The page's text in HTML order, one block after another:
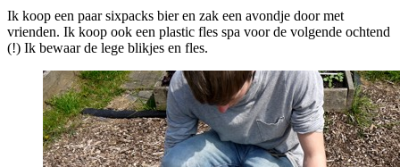
Ik koop een paar sixpacks bier en zak een avondje door met
vrienden. Ik koop ook een plastic fles spa voor de volgende ochtend
(!) Ik bewaar de lege blikjes en fles.